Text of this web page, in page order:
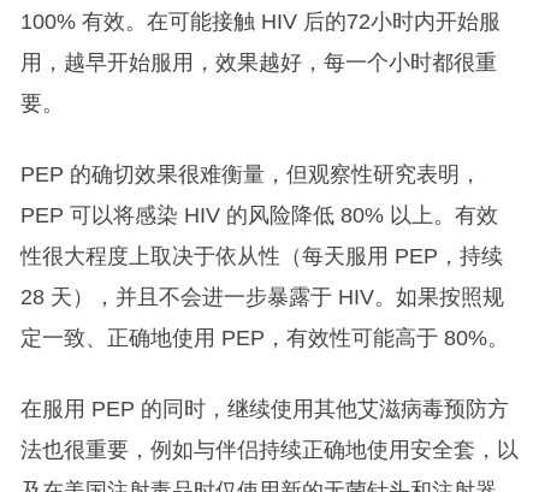
100% 有效。在可能接触 HIV 后的72小时内开始服
用，越早开始服用，效果越好，每一个小时都很重
要。
PEP 的确切效果很难衡量，但观察性研究表明，
PEP 可以将感染 HIV 的风险降低 80% 以上。有效
性很大程度上取决于依从性（每天服用 PEP，持续
28 天），并且不会进一步暴露于 HIV。如果按照规
定一致、正确地使用 PEP，有效性可能高于 80%。
在服用 PEP 的同时，继续使用其他艾滋病毒预防方
法也很重要，例如与伴侣持续正确地使用安全套，以